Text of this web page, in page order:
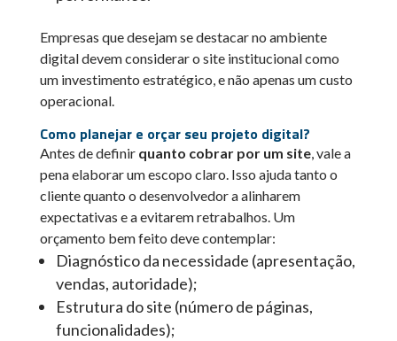
Empresas que desejam se destacar no ambiente
digital devem considerar o site institucional como
um investimento estratégico, e não apenas um custo
operacional.
Como planejar e orçar seu projeto digital?
Antes de definir quanto cobrar por um site, vale a
pena elaborar um escopo claro. Isso ajuda tanto o
cliente quanto o desenvolvedor a alinharem
expectativas e a evitarem retrabalhos. Um
orçamento bem feito deve contemplar:
Diagnóstico da necessidade (apresentação,
vendas, autoridade);
Estrutura do site (número de páginas,
funcionalidades);